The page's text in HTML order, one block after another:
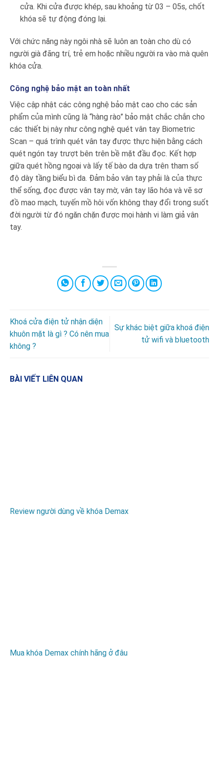
cửa. Khi cửa được khép, sau khoảng từ 03 – 05s, chốt
khóa sẽ tự động đóng lại.
Với chức năng này ngôi nhà sẽ luôn an toàn cho dù có
người già đãng trí, trẻ em hoặc nhiều người ra vào mà quên
khóa cửa.
Công nghệ bảo mật an toàn nhất
Việc cập nhật các công nghệ bảo mật cao cho các sản
phẩm của mình cũng là “hàng rào” bảo mật chắc chắn cho
các thiết bị này như công nghệ quét vân tay Biometric
Scan – quá trình quét vân tay được thực hiện bằng cách
quét ngón tay trượt bên trên bề mặt đầu đọc. Kết hợp
giữa quét hồng ngoại và lấy tế bào da dựa trên tham số
độ dày tầng biểu bì da. Đảm bảo vân tay phải là của thực
thể sống, đọc được vân tay mờ, vân tay lão hóa và vẽ sơ
đồ mao mạch, tuyến mồ hôi vốn không thay đổi trong suốt
đời người từ đó ngăn chặn được mọi hành vi làm giả vân
tay.
Khoá cửa điện tử nhận diện
khuôn mặt là gì ? Có nên mua
không ?
Sự khác biệt giữa khoá điện
tử wifi và bluetooth
BÀI VIẾT LIÊN QUAN
Review người dùng về khóa Demax
Mua khóa Demax chính hãng ở đâu